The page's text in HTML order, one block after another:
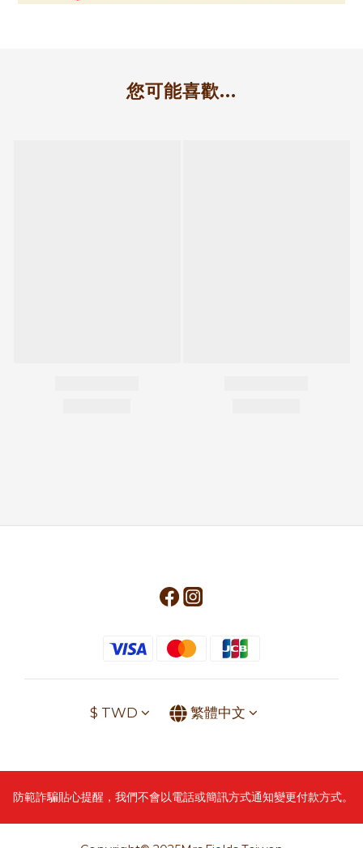
您可能喜歡...
$ TWD 繁體中文
防範詐騙貼心提醒，我們不會以電話或簡訊方式通知變更付款方式。